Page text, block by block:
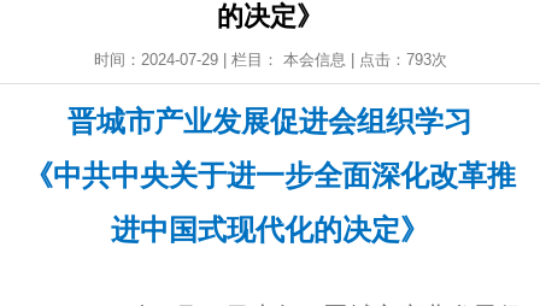
的决定》
时间：2024-07-29 | 栏目： 本会信息 | 点击： 793次
晋城市产业发展促进会组织学习
《中共中央关于进一步全面深化改革推
进中国式现代化的决定》